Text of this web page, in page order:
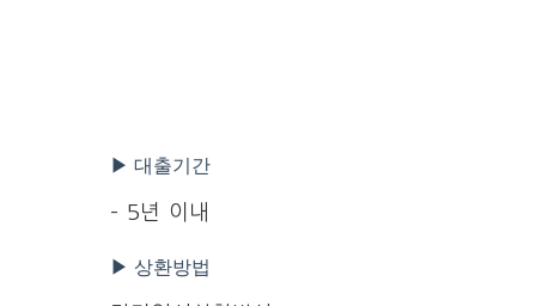
▶ 대출기간
– 5년 이내
▶ 상환방법